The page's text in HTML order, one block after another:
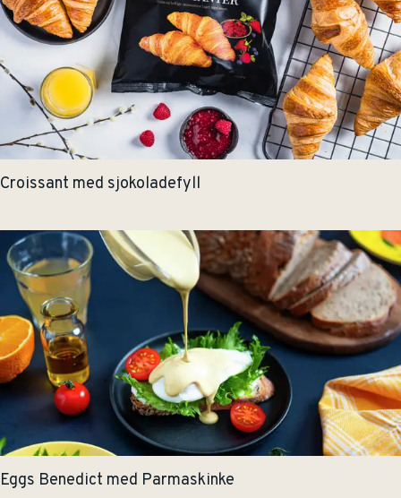
Croissant med sjokoladefyll
Eggs Benedict med Parmaskinke